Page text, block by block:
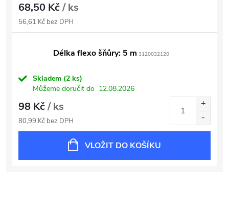
68,50 Kč/ ks
56,61 Kč bez DPH
Délka flexo šňůry: 5 m 3120032120
Skladem (2 ks)
Můžeme doručit do 12.08.2026
98 Kč/ ks
80,99 Kč bez DPH
VLOŽIT DO KOŠÍKU